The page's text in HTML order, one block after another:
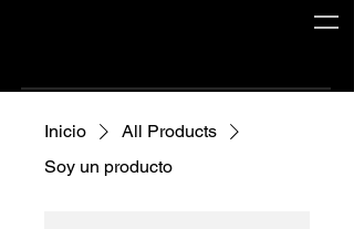
Inicio
All Products
Soy un producto